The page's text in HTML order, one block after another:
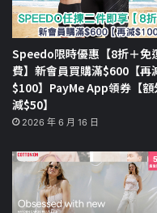
Speedo限時優惠【8折＋免
費】新會員買購滿$600【再
$100】PayMe App領券【額
減$50】
2026 年 6 月 16 日